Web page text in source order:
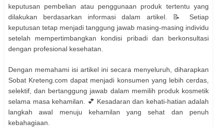
keputusan pembelian atau penggunaan produk tertentu yang
dilakukan berdasarkan informasi dalam artikel. 📝 Setiap
keputusan tetap menjadi tanggung jawab masing-masing individu
setelah mempertimbangkan kondisi pribadi dan berkonsultasi
dengan profesional kesehatan.
Dengan memahami isi artikel ini secara menyeluruh, diharapkan
Sobat Kreteng.com dapat menjadi konsumen yang lebih cerdas,
selektif, dan bertanggung jawab dalam memilih produk kosmetik
selama masa kehamilan. 💕 Kesadaran dan kehati-hatian adalah
langkah awal menuju kehamilan yang sehat dan penuh
kebahagiaan.